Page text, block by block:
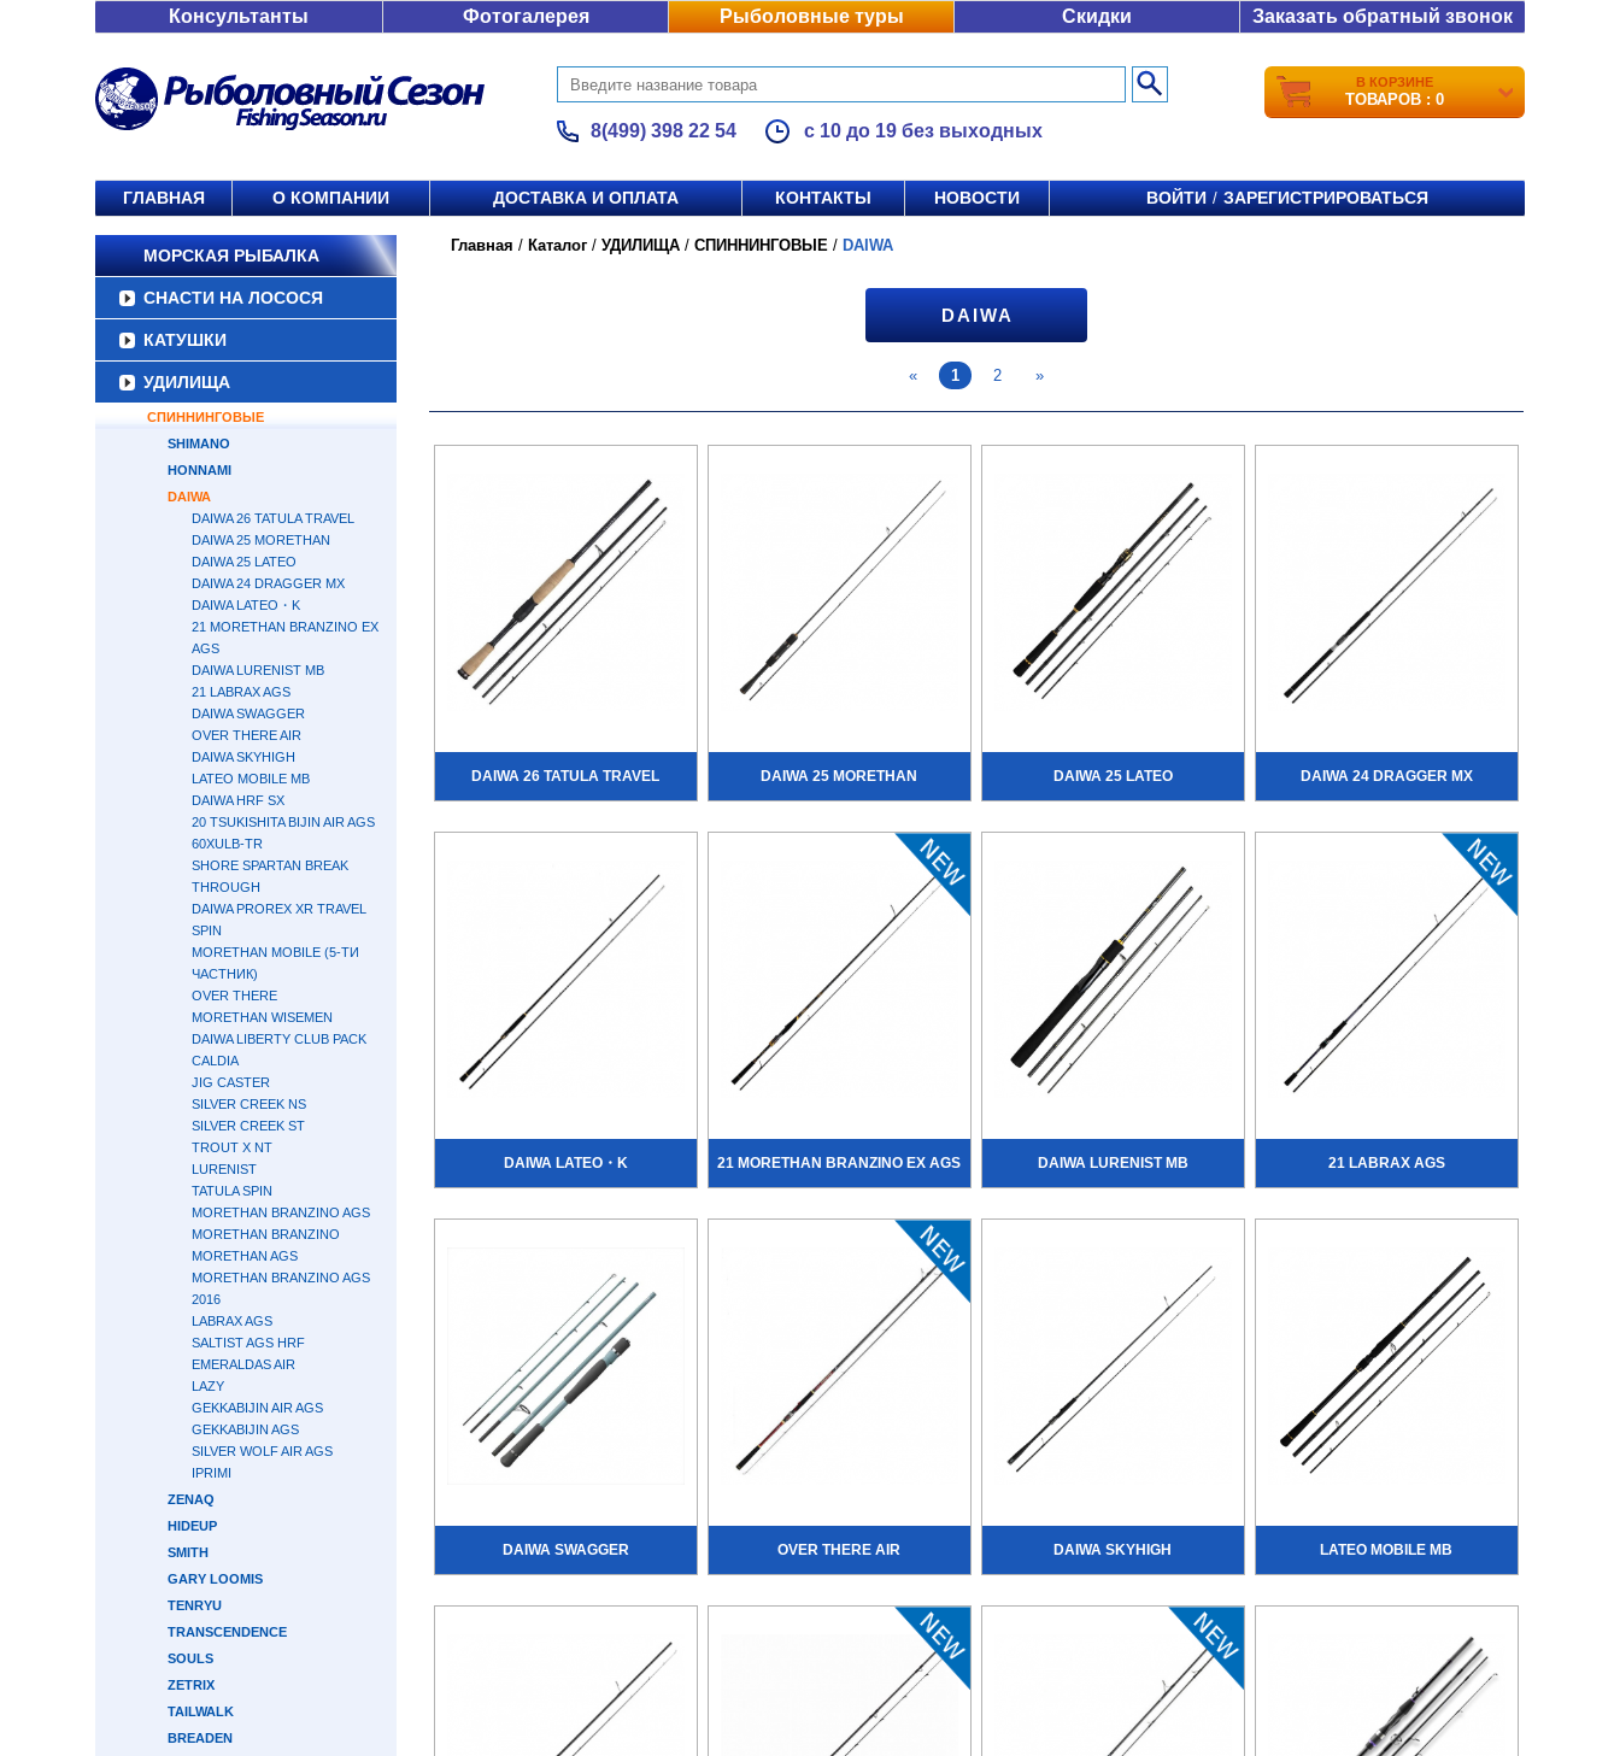
Консультанты Фотогалерея Рыболовные туры Скидки Заказать обратный звонок
8(499) 398 22 54 с 10 до 19 без выходных
В КОРЗИНЕ
ТОВАРОВ : 0
ГЛАВНАЯ О КОМПАНИИ ДОСТАВКА И ОПЛАТА КОНТАКТЫ НОВОСТИ ВОЙТИ / ЗАРЕГИСТРИРОВАТЬСЯ
МОРСКАЯ РЫБАЛКА
СНАСТИ НА ЛОСОСЯ
КАТУШКИ
УДИЛИЩА
СПИННИНГОВЫЕ
SHIMANO
HONNAMI
DAIWA
DAIWA 26 TATULA TRAVEL
DAIWA 25 MORETHAN
DAIWA 25 LATEO
DAIWA 24 DRAGGER MX
DAIWA LATEO・K
21 MORETHAN BRANZINO EX
AGS
DAIWA LURENIST MB
21 LABRAX AGS
DAIWA SWAGGER
OVER THERE AIR
DAIWA SKYHIGH
LATEO MOBILE MB
DAIWA HRF SX
20 TSUKISHITA BIJIN AIR AGS
60XULB-TR
SHORE SPARTAN BREAK
THROUGH
DAIWA PROREX XR TRAVEL
SPIN
MORETHAN MOBILE (5-ТИ
ЧАСТНИК)
OVER THERE
MORETHAN WISEMEN
DAIWA LIBERTY CLUB PACK
CALDIA
JIG CASTER
SILVER CREEK NS
SILVER CREEK ST
TROUT X NT
LURENIST
TATULA SPIN
MORETHAN BRANZINO AGS
MORETHAN BRANZINO
MORETHAN AGS
MORETHAN BRANZINO AGS
2016
LABRAX AGS
SALTIST AGS HRF
EMERALDAS AIR
LAZY
GEKKABIJIN AIR AGS
GEKKABIJIN AGS
SILVER WOLF AIR AGS
IPRIMI
ZENAQ
HIDEUP
SMITH
GARY LOOMIS
TENRYU
TRANSCENDENCE
SOULS
ZETRIX
TAILWALK
BREADEN
Главная / Каталог / УДИЛИЩА / СПИННИНГОВЫЕ / DAIWA
DAIWA
« 1 2 »
DAIWA 26 TATULA TRAVEL DAIWA 25 MORETHAN DAIWA 25 LATEO DAIWA 24 DRAGGER MX
DAIWA LATEO・K 21 MORETHAN BRANZINO EX AGS DAIWA LURENIST MB 21 LABRAX AGS
DAIWA SWAGGER OVER THERE AIR DAIWA SKYHIGH LATEO MOBILE MB